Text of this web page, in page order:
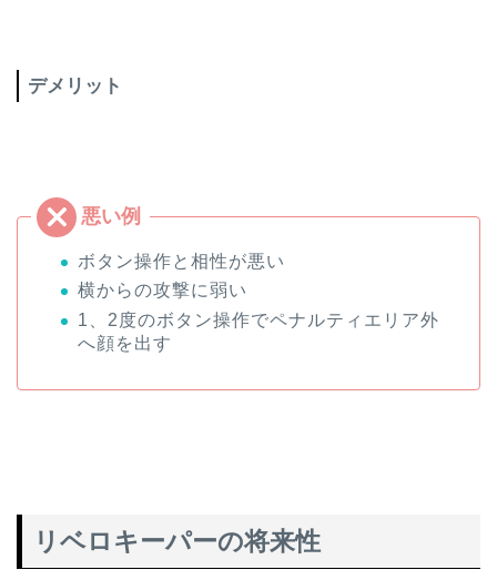
デメリット
ボタン操作と相性が悪い
横からの攻撃に弱い
1、2度のボタン操作でペナルティエリア外
へ顔を出す
リベロキーパーの将来性